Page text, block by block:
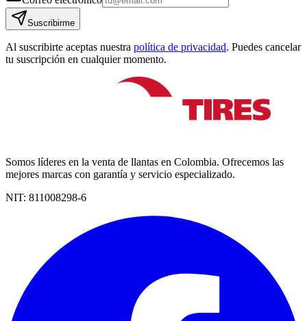
Suscribirme
Al suscribirte aceptas nuestra política de privacidad. Puedes cancelar
tu suscripción en cualquier momento.
Somos líderes en la venta de llantas en Colombia. Ofrecemos las
mejores marcas con garantía y servicio especializado.
NIT: 811008298-6